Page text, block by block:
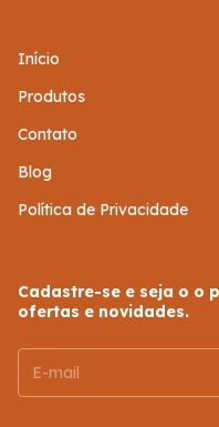
Início
Produtos
Contato
Blog
Política de Privacidade
Cadastre-se e seja o o
ofertas e novidades.